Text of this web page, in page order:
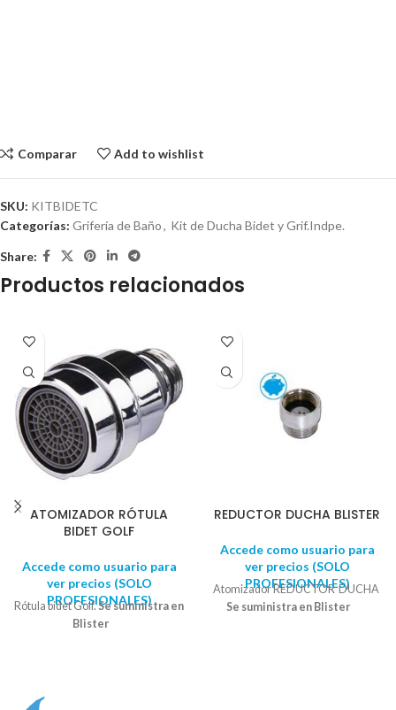
Comparar Add to wishlist
SKU: KITBIDETC
Categorías: Grifería de Baño, Kit de Ducha Bidet y Grif.Indpe.
Share:
Productos relacionados
ATOMIZADOR RÓTULA
BIDET GOLF
Accede como usuario para
ver precios (SOLO
PROFESIONALES)
Rótula bidet Golf.Se suministra en
Blister
REDUCTOR DUCHA BLISTER
Accede como usuario para
ver precios (SOLO
PROFESIONALES)
Atomizador REDUCTOR DUCHA
Se suministra en Blister